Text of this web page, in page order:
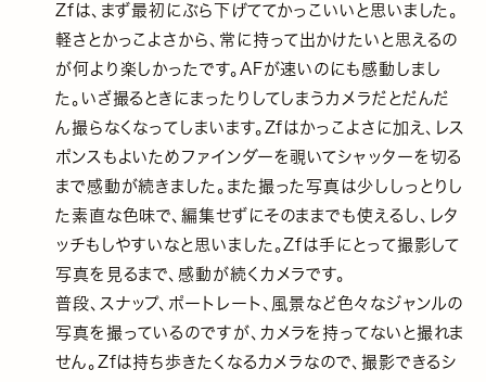
Zfは、まず最初にぶら下げててかっこいいと思いました。
軽さとかっこよさから、常に持って出かけたいと思えるの
が何より楽しかったです。AFが速いのにも感動しまし
た。いざ撮るときにまったりしてしまうカメラだとだんだ
ん撮らなくなってしまいます。Zfはかっこよさに加え、レス
ポンスもよいためファインダーを覗いてシャッターを切る
まで感動が続きました。また撮った写真は少ししっとりし
た素直な色味で、編集せずにそのままでも使えるし、レタ
ッチもしやすいなと思いました。Zfは手にとって撮影して
写真を見るまで、感動が続くカメラです。
普段、スナップ、ポートレート、風景など色々なジャンルの
写真を撮っているのですが、カメラを持ってないと撮れま
せん。Zfは持ち歩きたくなるカメラなので、撮影できるシ